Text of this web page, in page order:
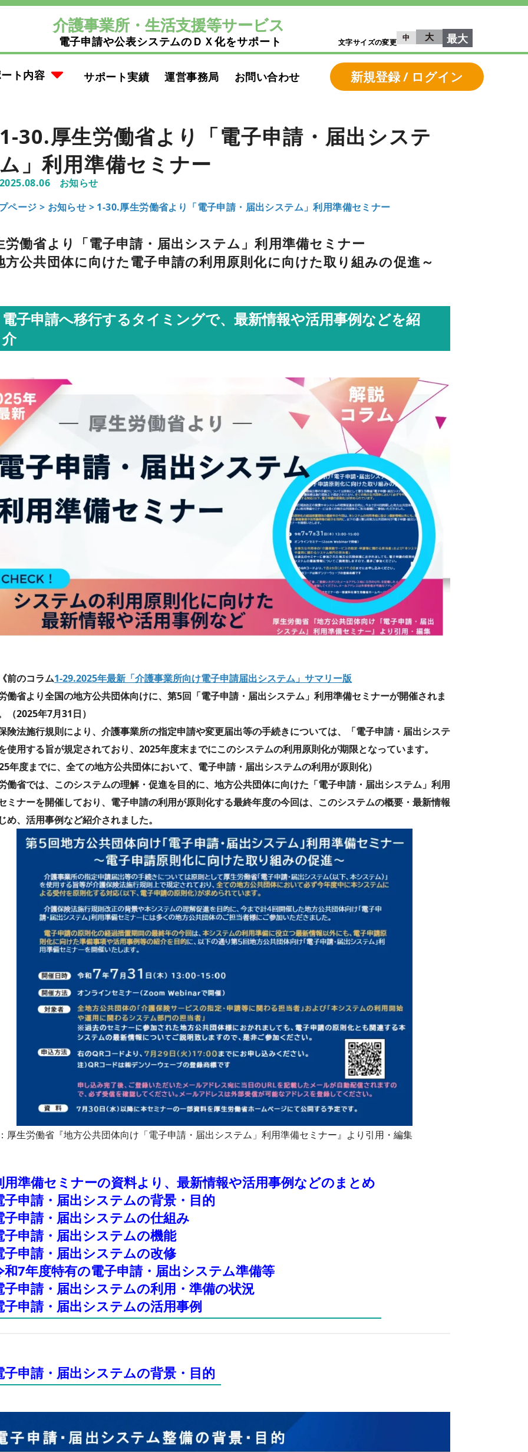
介護事業所・生活支援等サービス
電子申請や公表システムのＤＸ化をサポート 文字サイズの変更 中 大 最大
ト内容 サポート実績 運営事務局 お問い合わせ 新規登録 / ログイン
1-30.厚生労働省より「電子申請・届出システ
ム」利用準備セミナー
2025.08.06
お知らせ
ページ > お知らせ > 1-30.厚生労働省より「電子申請・届出システム」利用準備セミナー
労働省より「電子申請・届出システム」利用準備セミナー
方公共団体に向けた電子申請の利用原則化に向けた取り組みの促進～
電子申請へ移行するタイミングで、最新情報や活用事例などを紹
介
前のコラム1-29.2025年最新「介護事業所向け電子申請届出システム」サマリー版
働省より全国の地方公共団体向けに、第5回「電子申請・届出システム」利用準備セミナーが開催されま
（2025年7月31日）
険法施行規則により、介護事業所の指定申請や変更届出等の手続きについては、「電子申請・届出システ
使用する旨が規定されており、2025年度末までにこのシステムの利用原則化が期限となっています。
年度までに、全ての地方公共団体において、電子申請・届出システムの利用が原則化）
働省では、このシステムの理解・促進を目的に、地方公共団体に向けた「電子申請・届出システム」利用
ミナーを開催しており、電子申請の利用が原則化する最終年度の今回は、このシステムの概要・最新情報
め、活用事例など紹介されました。
厚生労働省『地方公共団体向け「電子申請・届出システム」利用準備セミナー』より引用・編集
用準備セミナーの資料より、最新情報や活用事例などのまとめ
子申請・届出システムの背景・目的
子申請・届出システムの仕組み
子申請・届出システムの機能
子申請・届出システムの改修
和7年度特有の電子申請・届出システム準備等
子申請・届出システムの利用・準備の状況
子申請・届出システムの活用事例
子申請・届出システムの背景・目的